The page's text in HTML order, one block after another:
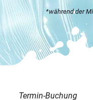
*während der
Termin-Buchung